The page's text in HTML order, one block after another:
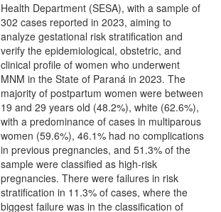
Health Department (SESA), with a sample of
302 cases reported in 2023, aiming to
analyze gestational risk stratification and
verify the epidemiological, obstetric, and
clinical profile of women who underwent
MNM in the State of Paraná in 2023. The
majority of postpartum women were between
19 and 29 years old (48.2%), white (62.6%),
with a predominance of cases in multiparous
women (59.6%), 46.1% had no complications
in previous pregnancies, and 51.3% of the
sample were classified as high-risk
pregnancies. There were failures in risk
stratification in 11.3% of cases, where the
biggest failure was in the classification of